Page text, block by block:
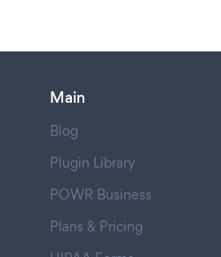
Main
Blog
Plugin Library
POWR Business
Plans & Pricing